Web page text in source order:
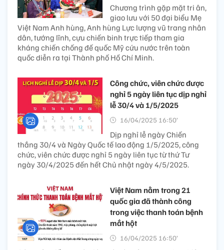
Chương trình gặp mặt tri ân,
giao lưu với 50 đại biểu Mẹ
Việt Nam Anh hùng, Anh hùng Lực lượng vũ trang nhân
dân, tướng lĩnh, cựu chiến binh trực tiếp tham gia
kháng chiến chống đế quốc Mỹ cứu nước trên toàn
quốc diễn ra tại Thành phố Hồ Chí Minh.
Công chức, viên chức được
nghỉ 5 ngày liên tục dịp nghỉ
lễ 30/4 và 1/5/2025
16/04/2025 16:50’
Dịp nghỉ lễ ngày Chiến
thắng 30/4 và Ngày Quốc tế lao động 1/5/2025, công
chức, viên chức được nghỉ 5 ngày liên tục từ thứ Tư
ngày 30/4/2025 đến hết Chủ nhật ngày 4/5/2025.
Việt Nam nằm trong 21
quốc gia đã thành công
trong việc thanh toán bệnh
mắt hột
16/04/2025 16:50’